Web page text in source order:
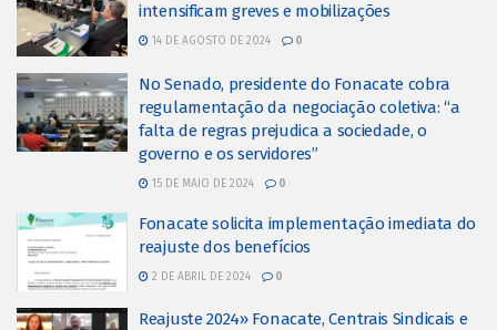
intensificam greves e mobilizações
14 DE AGOSTO DE 2024 0
No Senado, presidente do Fonacate cobra
regulamentação da negociação coletiva: “a
falta de regras prejudica a sociedade, o
governo e os servidores”
15 DE MAIO DE 2024 0
Fonacate solicita implementação imediata do
reajuste dos benefícios
2 DE ABRIL DE 2024 0
Reajuste 2024» Fonacate, Centrais Sindicais e